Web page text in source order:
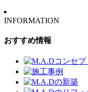
INFORMATION
おすすめ情報